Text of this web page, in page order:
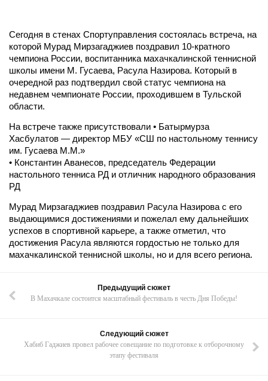
Сегодня в стенах Спортуправления состоялась встреча, на
которой Мурад Мирзагаджиев поздравил 10-кратного
чемпиона России, воспитанника махачкалинской теннисной
школы имени М. Гусаева, Расула Назирова. Который в
очередной раз подтвердил свой статус чемпиона на
недавнем чемпионате России, проходившем в Тульской
области.
На встрече также присутствовали • Батырмурза
Хасбулатов — директор МБУ «СШ по настольному теннису
им. Гусаева М.М.»
•⁠ ⁠Константин Аванесов, председатель Федерации
настольного тенниса РД и отличник народного образования
РД
Мурад Мирзагаджиев поздравил Расула Назирова с его
выдающимися достижениями и пожелал ему дальнейших
успехов в спортивной карьере, а также отметил, что
достижения Расула являются гордостью не только для
махачкалинской теннисной школы, но и для всего региона.
Предыдущий сюжет
В Махачкале состоится масштабный фестиваль в честь Дня Победы!
Следующий сюжет
Хабиб Гаджиев провел рабочее совещание по подготовке к отборочному
этапу фестиваля